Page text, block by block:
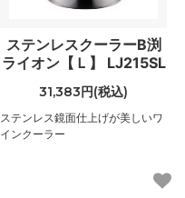
ステンレスクーラーB渕
ライオン【Ｌ】 LJ215SL
31,383円(税込)
ステンレス鏡面仕上げが美しいワ
インクーラー